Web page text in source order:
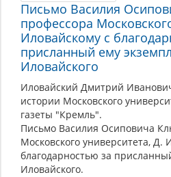
Письмо Василия
профессора
Иловайскому с
присланный ему
Иловайского
Иловайский Дмитрий
истории Московского
газеты "Кремль".
Письмо Василия Осиповича
Московского университета, Д.
благодарностью за
Иловайского.